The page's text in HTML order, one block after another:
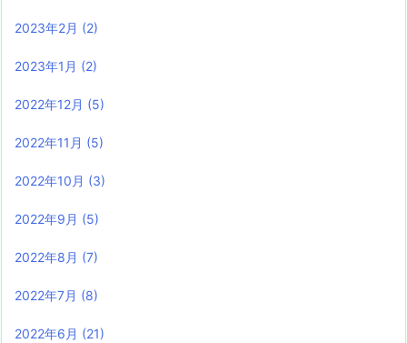
2023年2月 (2)
2023年1月 (2)
2022年12月 (5)
2022年11月 (5)
2022年10月 (3)
2022年9月 (5)
2022年8月 (7)
2022年7月 (8)
2022年6月 (21)